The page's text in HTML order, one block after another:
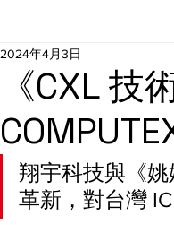
Binho
Nmap brute PCIe
《CXL
2024年4月3日
翔宇科技與《
革新，對台灣